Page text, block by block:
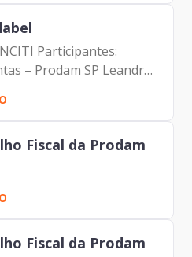
–...
Participantes:
– Prodam SP Leandro
Thiago Rangel –
– Salvador Leonardo
–...
Fiscal da Prodam
Fiscal da Prodam